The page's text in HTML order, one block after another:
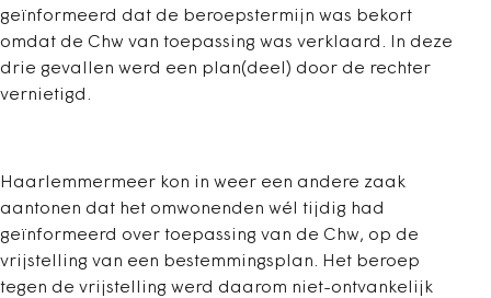
geïnformeerd dat de beroepstermijn was bekort
omdat de Chw van toepassing was verklaard. In deze
drie gevallen werd een plan(deel) door de rechter
vernietigd.
Haarlemmermeer kon in weer een andere zaak
aantonen dat het omwonenden wél tijdig had
geïnformeerd over toepassing van de Chw, op de
vrijstelling van een bestemmingsplan. Het beroep
tegen de vrijstelling werd daarom niet-ontvankelijk